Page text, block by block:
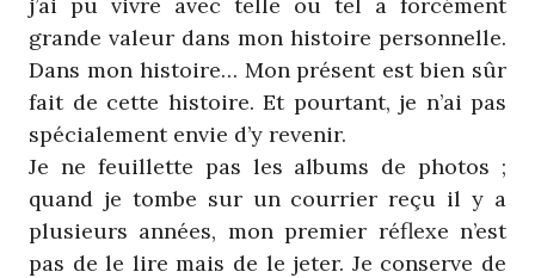
grande valeur dans mon histoire personnelle.
Dans mon histoire… Mon présent est bien sûr
fait de cette histoire. Et pourtant, je n’ai pas
spécialement envie d’y revenir.
Je ne feuillette pas les albums de photos ;
quand je tombe sur un courrier reçu il y a
plusieurs années, mon premier réflexe n’est
pas de le lire mais de le jeter. Je conserve de